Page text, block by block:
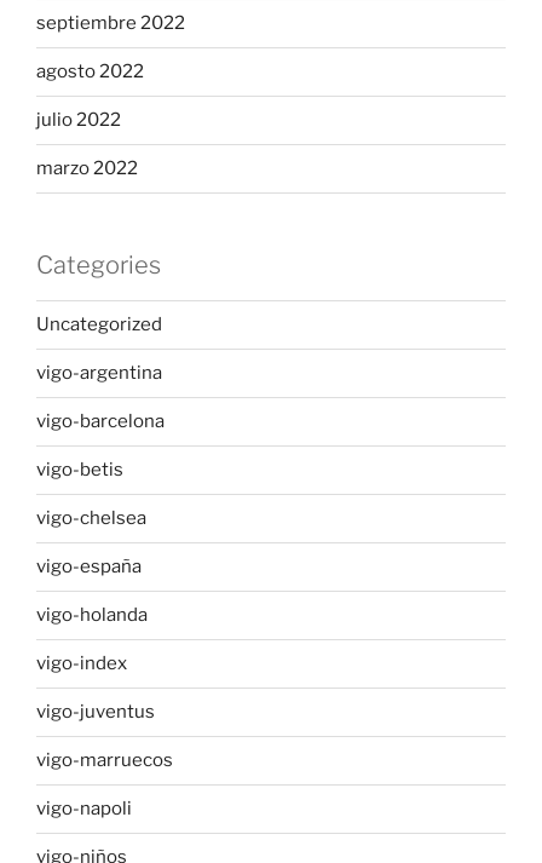
septiembre 2022
agosto 2022
julio 2022
marzo 2022
Categories
Uncategorized
vigo-argentina
vigo-barcelona
vigo-betis
vigo-chelsea
vigo-españa
vigo-holanda
vigo-index
vigo-juventus
vigo-marruecos
vigo-napoli
vigo-niños